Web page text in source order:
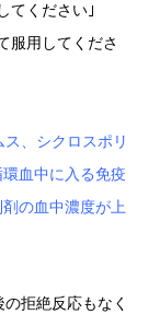
てください｣
服用してくださ
、シクロスポリ
血中に入る免疫
の血中濃度が上
拒絶反応もなく